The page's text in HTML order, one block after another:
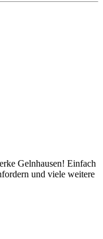
Gelnhausen! Einfach
und viele weitere